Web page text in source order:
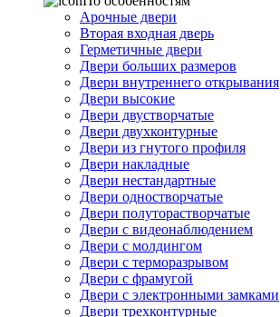
Арочные двери
Вторая входная дверь
Герметичные двери
Двери больших размеров
Двери внутреннего открывания
Двери высокие
Двери двустворчатые
Двери двухконтурные
Двери из гнутого профиля
Двери накладные
Двери нестандартные
Двери одностворчатые
Двери полуторастворчатые
Двери с видеонаблюдением
Двери с молдингом
Двери с терморазрывом
Двери с фрамугой
Двери с электронными замками
Двери трехконтурные